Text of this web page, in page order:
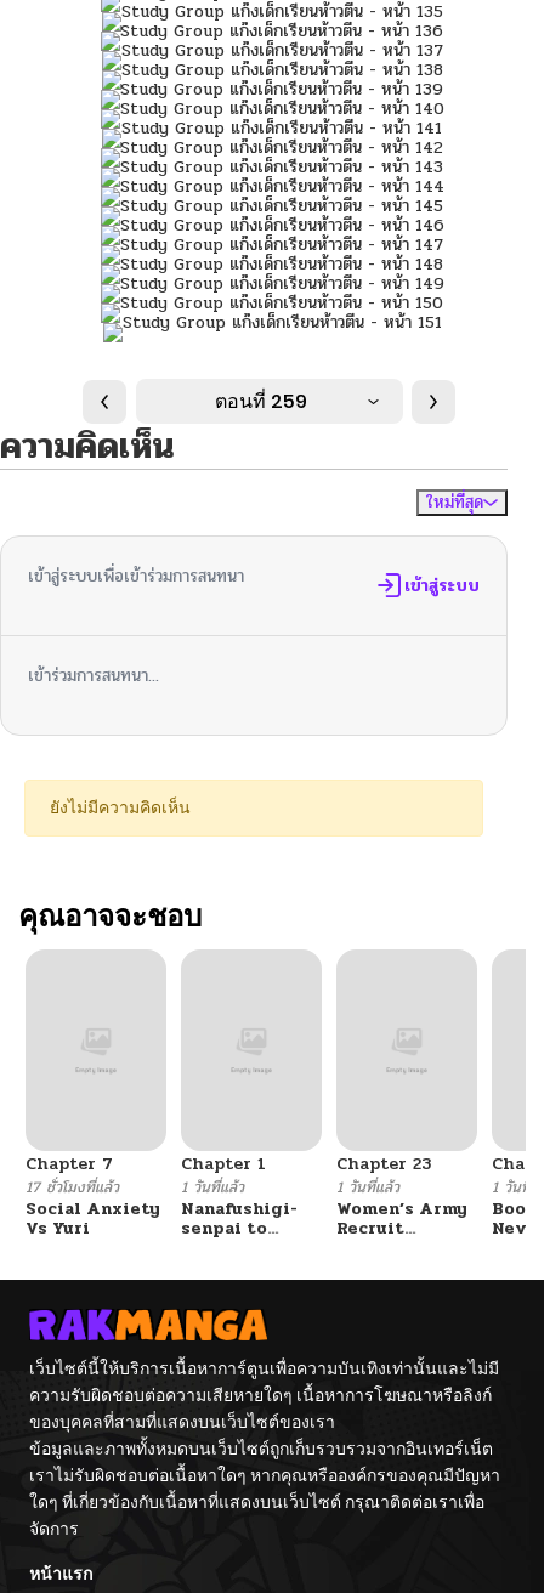
ตอนที่ 259
ความคิดเห็น
ใหม่ที่สุด
เข้าสู่ระบบเพื่อเข้าร่วมการสนทนา เข้าสู่ระบบ
เข้าร่วมการสนทนา...
ยังไม่มีความคิดเห็น
คุณอาจจะชอบ
Chapter 7
17 ชั่วโมงที่แล้ว
Social Anxiety
Vs Yuri
Chapter 1
1 วันที่แล้ว
Nanafushigi-
senpai to
Chapter 23
1 วันที่แล้ว
Women’s Army
Recruit
1 วันที่แ
เว็บไซต์นี้ให้บริการเนื้อหาการ์ตูนเพื่อความบันเทิงเท่านั้นและไม่มี
ความรับผิดชอบต่อความเสียหายใดๆ เนื้อหาการโฆษณาหรือลิงก์
ของบุคคลที่สามที่แสดงบนเว็บไซต์ของเรา
ข้อมูลและภาพทั้งหมดบนเว็บไซต์ถูกเก็บรวบรวมจากอินเทอร์เน็ต
เราไม่รับผิดชอบต่อเนื้อหาใดๆ หากคุณหรือองค์กรของคุณมีปัญหา
ใดๆ ที่เกี่ยวข้องกับเนื้อหาที่แสดงบนเว็บไซต์ กรุณาติดต่อเราเพื่อ
จัดการ
หน้าแรก